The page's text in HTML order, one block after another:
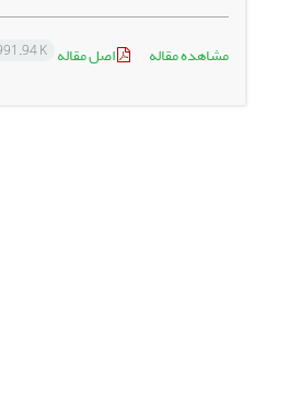
مشاهده مقاله اصل مقاله K